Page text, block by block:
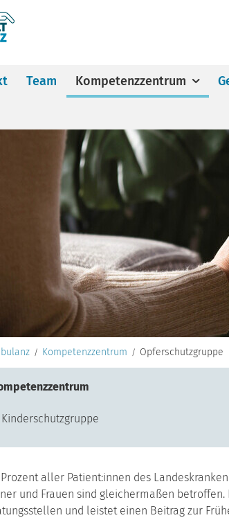
Team Kompetenzzentrum
Kompetenzzentrum Opferschutzgruppe
Kinderschutzgruppe
Prozent aller Patient:innen des
und Frauen sind gleichermaßen
und leistet einen Beitrag zur